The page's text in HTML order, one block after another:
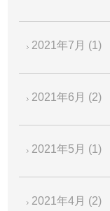
2021年7月 (1)
2021年6月 (2)
2021年5月 (1)
2021年4月 (2)